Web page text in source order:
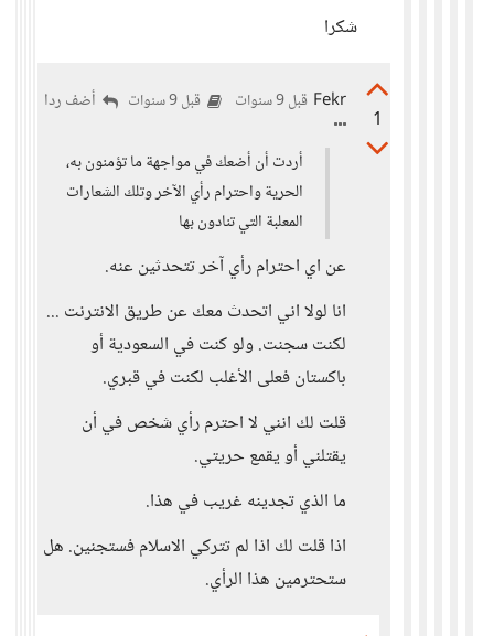
شكرا
1
Fekr قبل 9 سنوات قبل 9 سنوات أضف ردا
أردت أن أضعك في مواجهة ما تؤمنون به،
الحرية واحترام رأي الآخر وتلك الشعارات
المعلبة التي تنادون بها
عن اي احترام رأي آخر تتحدثين عنه.
انا لولا اني اتحدث معك عن طريق الانترنت ...
لكنت سجنت. ولو كنت في السعودية أو
باكستان فعلى الأغلب لكنت في قبري.
قلت لك انني لا احترم رأي شخص في أن
يقتلني أو يقمع حريتي.
ما الذي تجدينه غريب في هذا.
اذا قلت لك اذا لم تتركي الاسلام فستجنين. هل
ستحترمين هذا الرأي.